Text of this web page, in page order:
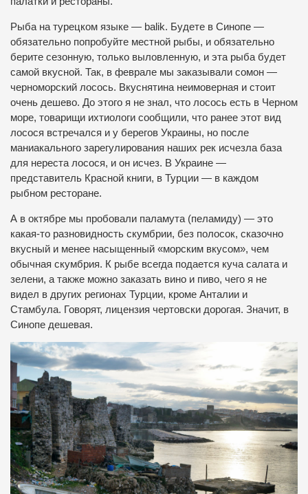
Рыба на турецком языке — balik. Будете в Синопе —
обязательно попробуйте местной рыбы, и обязательно
берите сезонную, только выловленную, и эта рыба будет
самой вкусной. Так, в феврале мы заказывали сомон —
черноморский лосось. Вкуснятина неимоверная и стоит
очень дешево. До этого я не знал, что лосось есть в Черном
море, товарищи ихтиологи сообщили, что ранее этот вид
лосося встречался и у берегов Украины, но после
маниакального зарегулирования наших рек исчезла база
для нереста лосося, и он исчез. В Украине —
представитель Красной книги, в Турции — в каждом
рыбном ресторане.
А в октябре мы пробовали паламута (пеламиду) — это
какая-то разновидность скумбрии, без полосок, сказочно
вкусный и менее насыщенный «морским вкусом», чем
обычная скумбрия. К рыбе всегда подается куча салата и
зелени, а также можно заказать вино и пиво, чего я не
видел в других регионах Турции, кроме Анталии и
Стамбула. Говорят, лицензия чертовски дорогая. Значит, в
Синопе дешевая.